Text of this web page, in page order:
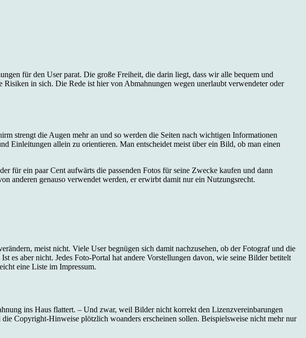
für den User parat. Die große Freiheit, die darin liegt, dass wir alle bequem und
in sich. Die Rede ist hier von Abmahnungen wegen unerlaubt verwendeter oder
strengt die Augen mehr an und so werden die Seiten nach wichtigen Informationen
Einleitungen allein zu orientieren. Man entscheidet meist über ein Bild, ob man einen
für ein paar Cent aufwärts die passenden Fotos für seine Zwecke kaufen und dann
anderen genauso verwendet werden, er erwirbt damit nur ein Nutzungsrecht.
meist nicht. Viele User begnügen sich damit nachzusehen, ob der Fotograf und die
es aber nicht. Jedes Foto-Portal hat andere Vorstellungen davon, wie seine Bilder betitelt
eine Liste im Impressum.
ins Haus flattert. – Und zwar, weil Bilder nicht korrekt den Lizenzvereinbarungen
Copyright-Hinweise plötzlich woanders erscheinen sollen. Beispielsweise nicht mehr nur